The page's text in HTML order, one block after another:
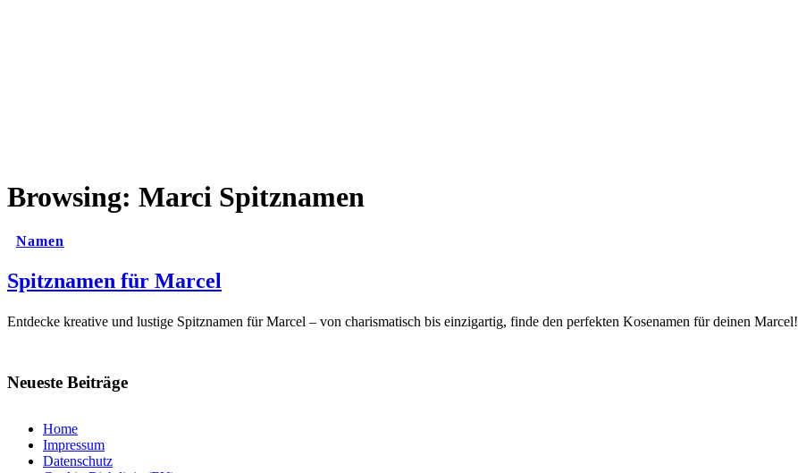
Browsing: Marci Spitznamen
Namen
Spitznamen für Marcel
Entdecke kreative und lustige Spitznamen für Marcel – von charismatisch bis einzigartig, finde den perfekten Kosenamen für deinen Marcel!
Neueste Beiträge
Home
Impressum
Datenschutz